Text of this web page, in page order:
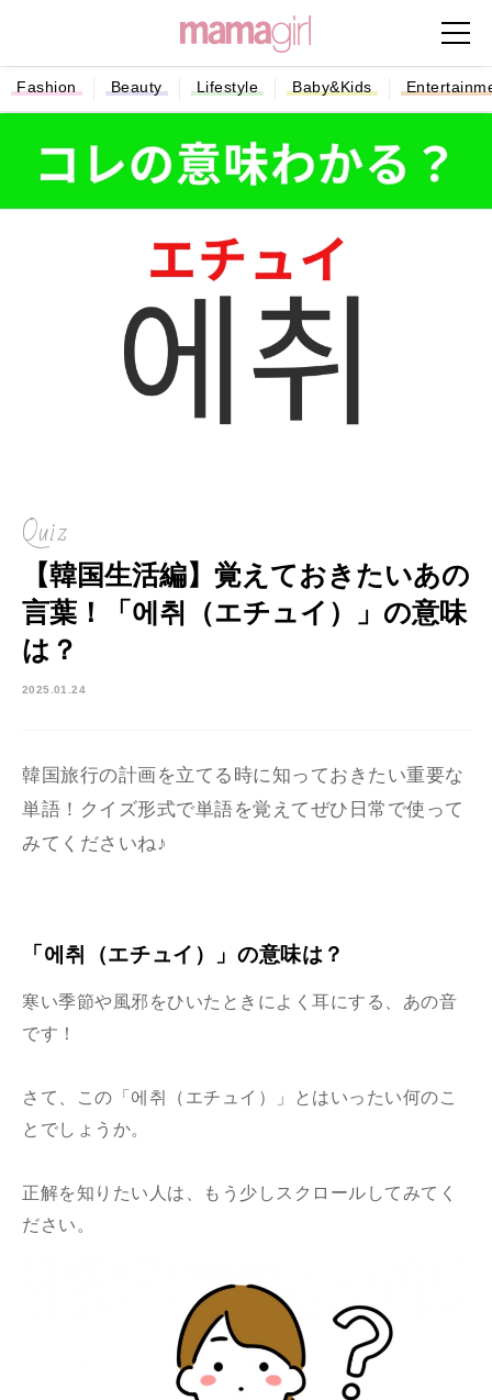
Fashion Beauty Lifestyle Baby&Kids
Quiz
【韓国生活編】覚えておきたいあの
言葉！「에취（エチュイ）」の意味
は？
2025.01.24
韓国旅行の計画を立てる時に知っておきたい重要な
単語！ クイズ形式で単語を覚えてぜひ日常で使って
みてくださいね♪
「에취（エチュイ）」の意味は？
寒い季節や風邪をひいたときによく耳にする、あの音
です！
さて、この「에취（エチュイ）」とはいったい何のこ
とでしょうか。
正解を知りたい人は、もう少しスクロールしてみてく
ださい。